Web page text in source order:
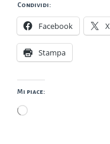
Condividi:
Facebook X
Stampa
Mi piace:
Caricamento